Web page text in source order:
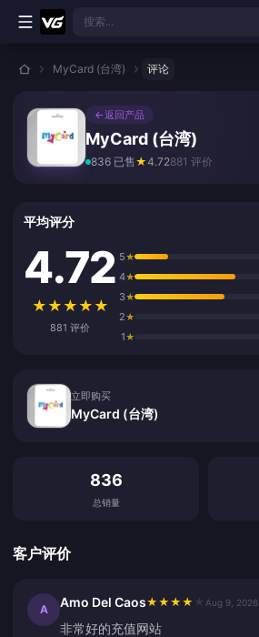
跳转至主要内容
搜索...
MyCard (台湾) 评论
←返回产品
MyCard (台湾)
836 已售★4.72881 评价
平均评分
4.72
★ ★ ★ ★ ★
881 评价
5★
4★
3★
2★
1★
立即购买
MyCard (台湾)
836
总销量
客户评价
A Amo Del Caos★ ★ ★ ★ Aug 9, 2026
非常好的充值网站